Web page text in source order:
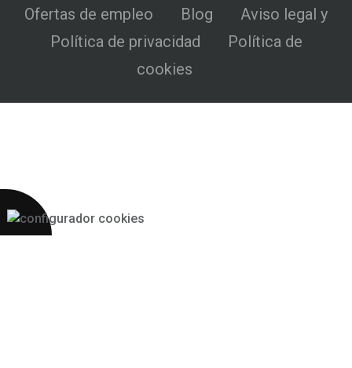
Ofertas de empleo Blog
Aviso legal y
Política de privacidad
Política de
cookies